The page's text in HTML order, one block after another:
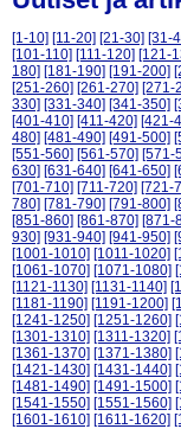
[1-10] [11-20] [21-30] [31-
[101-110] [111-120] [121-
180] [181-190] [191-200]
[251-260] [261-270] [271-
330] [331-340] [341-350]
[401-410] [411-420] [421-
480] [481-490] [491-500]
[551-560] [561-570] [571-
630] [631-640] [641-650]
[701-710] [711-720] [721-
780] [781-790] [791-800]
[851-860] [861-870] [871-
930] [931-940] [941-950]
[1001-1010] [1011-1020]
[1061-1070] [1071-1080]
[1121-1130] [1131-1140]
[1181-1190] [1191-1200]
[1241-1250] [1251-1260]
[1301-1310] [1311-1320]
[1361-1370] [1371-1380]
[1421-1430] [1431-1440]
[1481-1490] [1491-1500]
[1541-1550] [1551-1560]
[1601-1610] [1611-1620]